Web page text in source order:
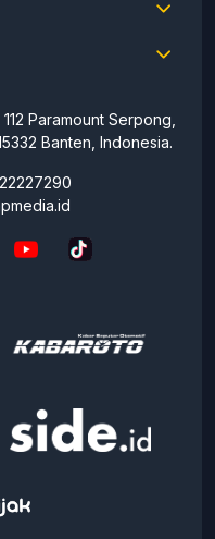
Paramount Serpong,
Banten, Indonesia.